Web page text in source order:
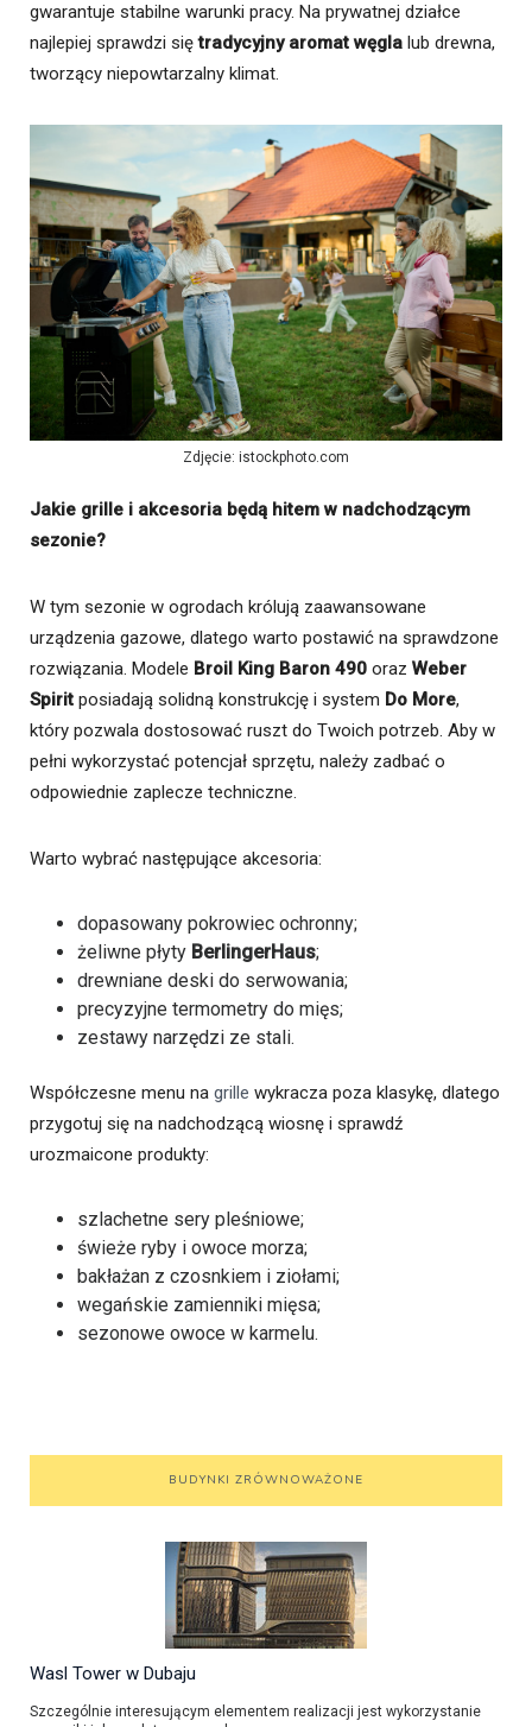
gwarantuje stabilne warunki pracy. Na prywatnej działce
najlepiej sprawdzi siętradycyjny aromat węgla lub drewna,
tworzący niepowtarzalny klimat.
Zdjęcie: istockphoto.com
Jakie grille i akcesoria będą hitem w nadchodzącym
sezonie?
W tym sezonie w ogrodach królują zaawansowane
urządzenia gazowe, dlatego warto postawić na sprawdzone
rozwiązania. Modele Broil King Baron 490 oraz Weber
Spirit posiadają solidną konstrukcję i system Do More,
który pozwala dostosować ruszt do Twoich potrzeb. Aby w
pełni wykorzystać potencjał sprzętu, należy zadbać o
odpowiednie zaplecze techniczne.
Warto wybrać następujące akcesoria:
dopasowany pokrowiec ochronny;
żeliwne płyty BerlingerHaus;
drewniane deski do serwowania;
precyzyjne termometry do mięs;
zestawy narzędzi ze stali.
Współczesne menu na grille wykracza poza klasykę, dlatego
przygotuj się na nadchodzącą wiosnę i sprawdź
urozmaicone produkty:
szlachetne sery pleśniowe;
świeże ryby i owoce morza;
bakłażan z czosnkiem i ziołami;
wegańskie zamienniki mięsa;
sezonowe owoce w karmelu.
BUDYNKI ZRÓWNOWAŻONE
Wasl Tower w Dubaju
Szczególnie interesującym elementem realizacji jest wykorzystanie